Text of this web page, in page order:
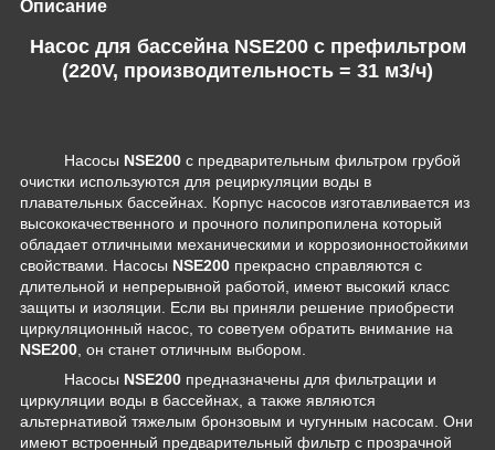
Описание
Насос для бассейна NSE200 c префильтром
(220V, производительность = 31 м3/ч)
Насосы NSE200 с предварительным фильтром грубой
очистки используются для рециркуляции воды в
плавательных бассейнах. Корпус насосов изготавливается из
высококачественного и прочного полипропилена который
обладает отличными механическими и коррозионностойкими
свойствами. Насосы NSE200 прекрасно справляются с
длительной и непрерывной работой, имеют высокий класс
защиты и изоляции. Если вы приняли решение приобрести
циркуляционный насос, то советуем обратить внимание на
NSE200, он станет отличным выбором.
Насосы NSE200 предназначены для фильтрации и
циркуляции воды в бассейнах, а также являются
альтернативой тяжелым бронзовым и чугунным насосам. Они
имеют встроенный предварительный фильтр с прозрачной